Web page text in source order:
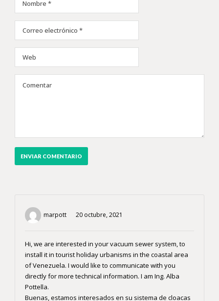
marpott 20 octubre, 2021
Hi, we are interested in your vacuum sewer system, to
install it in tourist holiday urbanisms in the coastal area
of ​​Venezuela. I would like to communicate with you
directly for more technical information. I am Ing. Alba
Pottella.
Buenas, estamos interesados en su sistema de cloacas